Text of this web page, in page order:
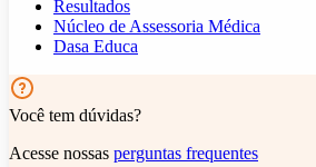
Resultados
Núcleo de Assessoria Médica
Dasa Educa
Você tem dúvidas?
Acesse nossas perguntas frequentes